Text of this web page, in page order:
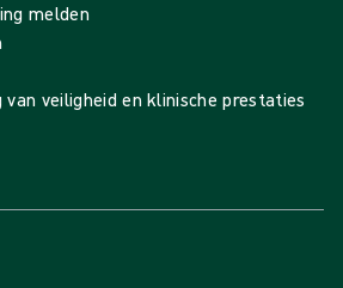
melden
van veiligheid en klinische prestaties